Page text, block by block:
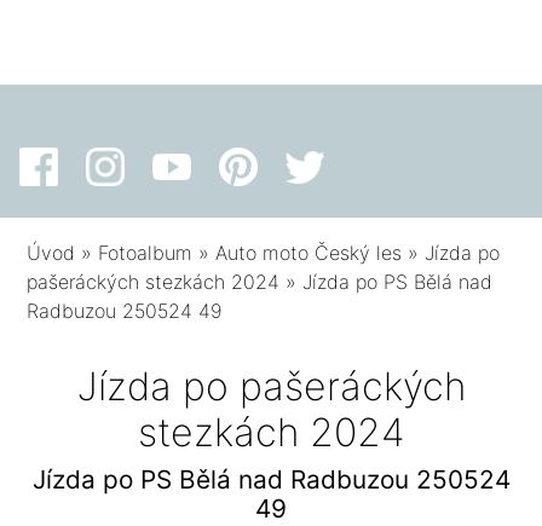
Úvod » Fotoalbum »Auto moto Český les » Jízda po
pašeráckých stezkách 2024 » Jízda po PS Bělá nad
Radbuzou 250524 49
Jízda po pašeráckých
stezkách 2024
Jízda po PS Bělá nad Radbuzou 250524
49